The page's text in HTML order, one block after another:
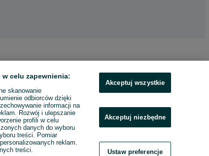
w celu zapewnienia:
skanowanie
odbiorców dzięki
informacji na
Rozwój i ulepszanie
profili w celu
danych do wyboru
treści. Pomiar
reklam.
treści.
Akceptuj wszystkie
Akceptuj niezbędne
Ustaw preferencje